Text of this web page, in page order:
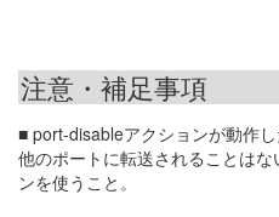
注意・補足事項
■ port-disableアクションが動作
他のポートに転送されることは
ンを使うこと。